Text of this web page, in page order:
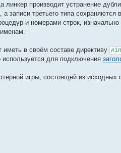
производит устранение
записи третьего типа
и номерами строк,
иметь в своём составе директиву
для подключения
игры, состоящей из исходных